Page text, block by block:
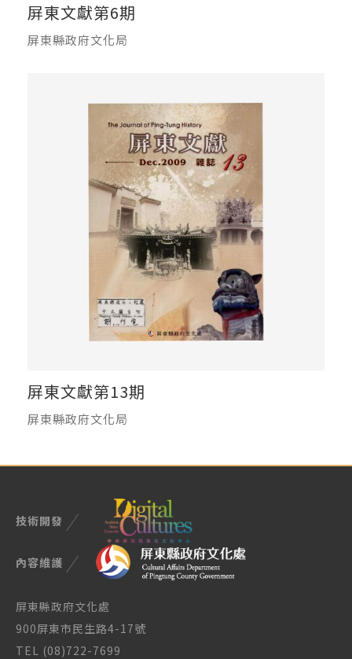
屏東文獻第6期
屏東縣政府文化局
屏東文獻第13期
屏東縣政府文化局
技術開發
內容維護
屏東縣政府文化處
900屏東市民生路4-17號
TEL (08)722-7699